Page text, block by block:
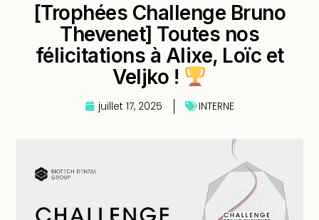
[Trophées Challenge Bruno
Thevenet] Toutes nos
félicitations à Alixe, Loïc et
Veljko !
juillet 17, 2025 INTERNE